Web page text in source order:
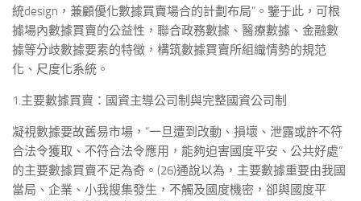
統design，兼顧優化數據買賣場合的計劃布局”。鑒于此，可根
據場內數據買賣的公益性，聯合政務數據、醫療數據、金融數
據等分歧數據要素的特徵，構筑數據買賣所組織情勢的規范
化、尺度化系統。
1.主要數據買賣：國資主導公司制與完整國資公司制
凝視數據要故舊易市場，“一旦遭到改動、損壞、泄露或許不符
合法令獲取、不符合法令應用，能夠迫害國度平安、公共好處”
的主要數據買賣不足為奇。(26)通說以為，主要數據重要由我國
當局、企業、小我搜集發生，不觸及國度機密，卻與國度平